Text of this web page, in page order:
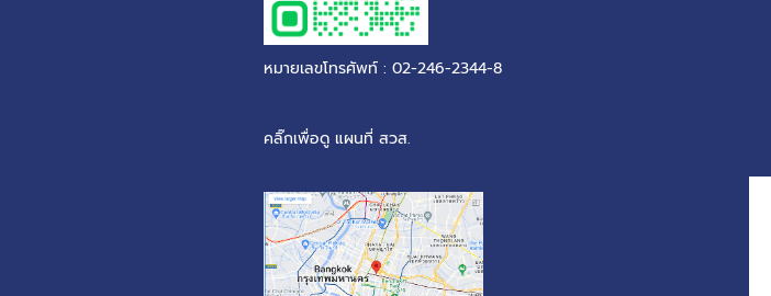
หมายเลขโทรศัพท์ : 02-246-2344-8
คลิ๊กเพื่อดู แผนที่ สวส.